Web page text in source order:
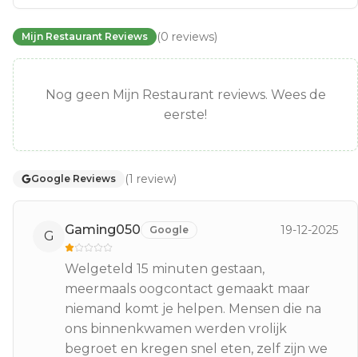
Mijn Restaurant Reviews (0 reviews)
Nog geen Mijn Restaurant reviews. Wees de
eerste!
Google Reviews (1 review)
G Gaming050 Google 19-12-2025
Welgeteld 15 minuten gestaan,
meermaals oogcontact gemaakt maar
niemand komt je helpen. Mensen die na
ons binnenkwamen werden vrolijk
begroet en kregen snel eten, zelf zijn we